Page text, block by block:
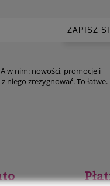
ZAPISZ
w nim: nowości, promocje i
cukiernicze pro-tipy. Oczywiście, w każdej chwili możesz z niego zrezygnować. To łatwe.